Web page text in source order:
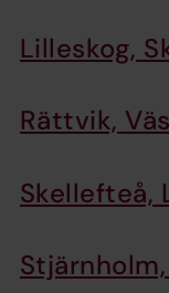
Lilleskog,
Rättvik,
Skellefteå,